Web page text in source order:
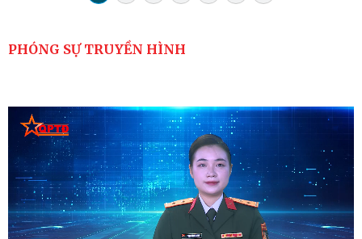
PHÓNG SỰ TRUYỀN HÌNH